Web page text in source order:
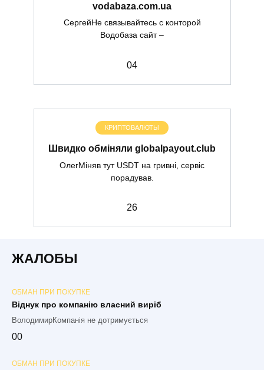
vodabaza.com.ua
СергейНе связывайтесь с конторой
Водобаза сайт –
04
КРИПТОВАЛЮТЫ
Швидко обміняли globalpayout.club
ОлегМіняв тут USDT на гривні, сервіс
порадував.
26
ЖАЛОБЫ
ОБМАН ПРИ ПОКУПКЕ
Віднук про компанію власний виріб
ВолодимирКомпанія не дотримується
00
ОБМАН ПРИ ПОКУПКЕ